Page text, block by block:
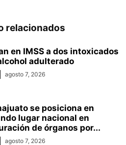
relacionados
en IMSS a dos intoxicados
adulterado
agosto 7, 2026
se posiciona en
lugar nacional en
de órganos por...
agosto 7, 2026